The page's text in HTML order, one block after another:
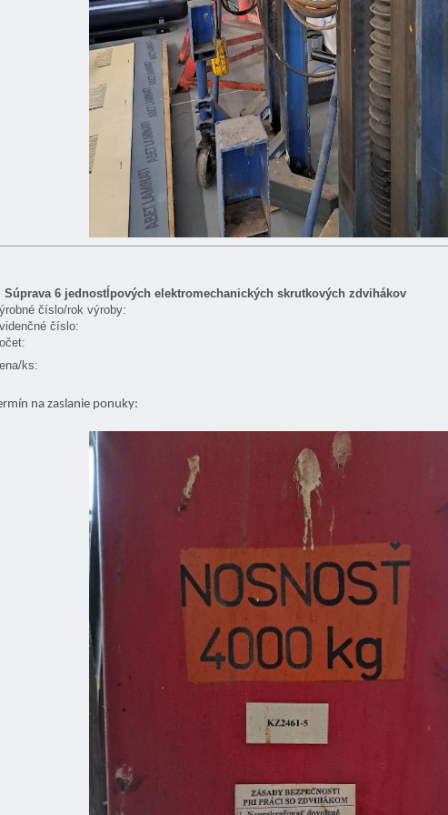
Súprava 6 jednostĺpových elektromechanických skrutkových zdvihákov
číslo/rok výroby:
číslo:
ks:
na zaslanie ponuky: